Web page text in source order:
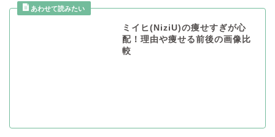
ミイヒ(NiziU)の痩せすぎが心
配！理由や痩せる前後の画像比
較